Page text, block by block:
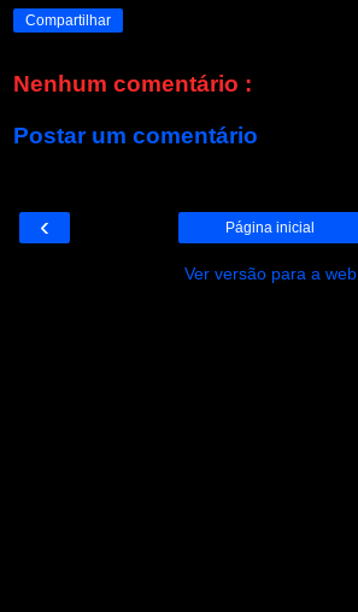
Compartilhar
Nenhum comentário :
Postar um comentário
‹ Página inicial
Ver versão para a web